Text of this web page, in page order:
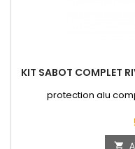
KIT SABOT COMPLET
protection alu
